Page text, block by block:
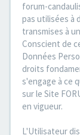
forum-
pas utilisées à
transmises à
Conscient de
Données
droits
s'engage à ce
sur le Site
en vigueur.
L'Utilisateur